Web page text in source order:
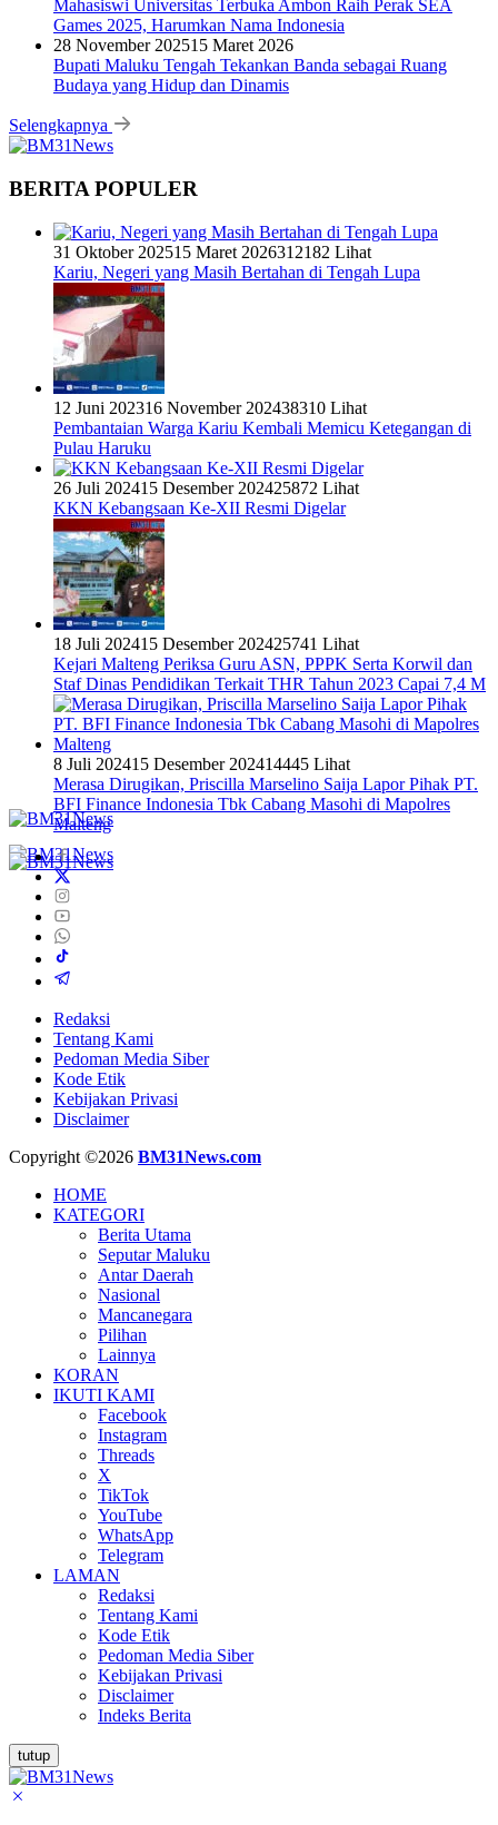
Mahasiswi Universitas Terbuka Ambon Raih Perak SEA
Games 2025, Harumkan Nama Indonesia
28 November 202515 Maret 2026
Bupati Maluku Tengah Tekankan Banda sebagai Ruang
Budaya yang Hidup dan Dinamis
Selengkapnya
BERITA POPULER
31 Oktober 202515 Maret 2026312182 Lihat
Kariu, Negeri yang Masih Bertahan di Tengah Lupa
12 Juni 202316 November 202438310 Lihat
Pembantaian Warga Kariu Kembali Memicu Ketegangan di
Pulau Haruku
26 Juli 202415 Desember 202425872 Lihat
KKN Kebangsaan Ke-XII Resmi Digelar
18 Juli 202415 Desember 202425741 Lihat
Kejari Malteng Periksa Guru ASN, PPPK Serta Korwil dan
Staf Dinas Pendidikan Terkait THR Tahun 2023 Capai 7,4 M
8 Juli 202415 Desember 202414445 Lihat
Merasa Dirugikan, Priscilla Marselino Saija Lapor Pihak PT.
BFI Finance Indonesia Tbk Cabang Masohi di Mapolres
Malteng
Redaksi
Tentang Kami
Pedoman Media Siber
Kode Etik
Kebijakan Privasi
Disclaimer
Copyright ©2026 BM31News.com
HOME
KATEGORI
Berita Utama
Seputar Maluku
Antar Daerah
Nasional
Mancanegara
Pilihan
Lainnya
KORAN
IKUTI KAMI
Facebook
Instagram
Threads
X
TikTok
YouTube
WhatsApp
Telegram
LAMAN
Redaksi
Tentang Kami
Kode Etik
Pedoman Media Siber
Kebijakan Privasi
Disclaimer
Indeks Berita
tutup